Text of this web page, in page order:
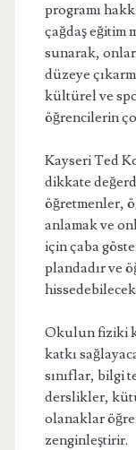
programı
çağdaş eğitim
sunarak,
düzeye
kültürel ve
öğrencilerin
Kayseri Ted
dikkate
öğretmenler,
anlamak ve
için çaba
plandadır ve
Okulun fiziki
katkı
sınıflar, bilgi
derslikler,
olanaklar
zenginleştirir.